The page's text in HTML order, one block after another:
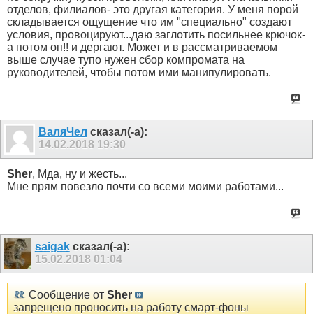
отделов, филиалов- это другая категория. У меня порой
складывается ощущение что им "специально" создают
условия, провоцируют...даю заглотить посильнее крючок-
а потом оп!! и дергают. Может и в рассматриваемом
выше случае тупо нужен сбор компромата на
руководителей, чтобы потом ими манипулировать.
ВаляЧел сказал(-а):
14.02.2018 19:30
Sher, Мда, ну и жесть...
Мне прям повезло почти со всеми моими работами...
saigakсказал(-а):
15.02.2018 01:04
Сообщение от Sher
запрещено проносить на работу смарт-фоны